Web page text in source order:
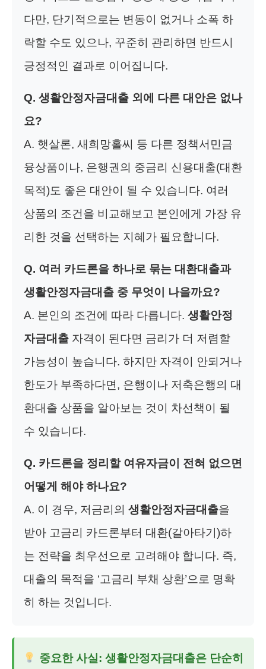
다만, 단기적으로는 변동이 없거나 소폭 하
락할 수도 있으나, 꾸준히 관리하면 반드시
긍정적인 결과로 이어집니다.
Q. 생활안정자금대출 외에 다른 대안은 없나
요?
A. 햇살론, 새희망홀씨 등 다른 정책서민금
융상품이나, 은행권의 중금리 신용대출(대환
목적)도 좋은 대안이 될 수 있습니다. 여러
상품의 조건을 비교해보고 본인에게 가장 유
리한 것을 선택하는 지혜가 필요합니다.
Q. 여러 카드론을 하나로 묶는 대환대출과
생활안정자금대출 중 무엇이 나을까요?
A. 본인의 조건에 따라 다릅니다. 생활안정
자금대출 자격이 된다면 금리가 더 저렴할
가능성이 높습니다. 하지만 자격이 안되거나
한도가 부족하다면, 은행이나 저축은행의 대
환대출 상품을 알아보는 것이 차선책이 될
수 있습니다.
Q. 카드론을 정리할 여유자금이 전혀 없으면
어떻게 해야 하나요?
A. 이 경우, 저금리의 생활안정자금대출을
받아 고금리 카드론부터 대환(갈아타기)하
는 전략을 최우선으로 고려해야 합니다. 즉,
대출의 목적을 ‘고금리 부채 상환’으로 명확
히 하는 것입니다.
중요한 사실: 생활안정자금대출은 단순히